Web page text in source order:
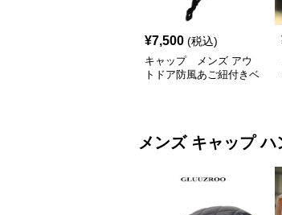
¥7,500 (税込)
キャップ メンズ アウ
トドア防風あご紐付きベ
メンズ キャップ ハ